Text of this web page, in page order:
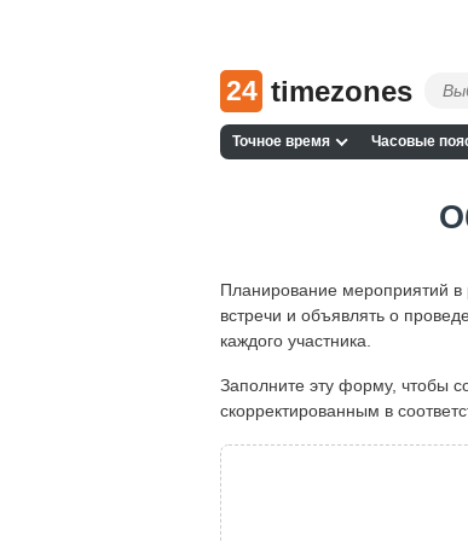
24 timezones
Точное время Часовые
Планирование мероприятий в
встречи и объявлять о
каждого участника.
Заполните эту форму, чтобы
скорректированным в